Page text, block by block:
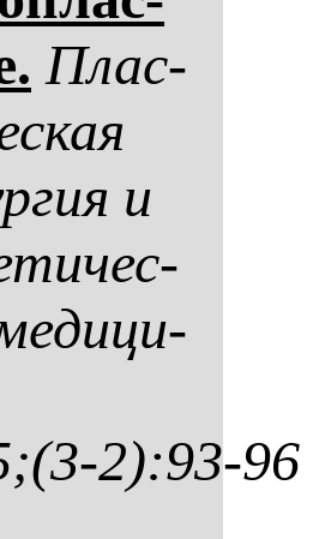
Плас­
и
2):93-96